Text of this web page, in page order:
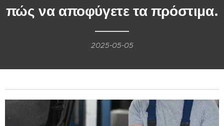
πώς να αποφύγετε τα πρόστιμα.
2025-05-05